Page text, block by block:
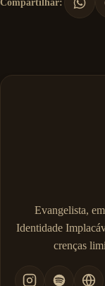
Compartilhar:
Evangelista,
Identidade
crenças